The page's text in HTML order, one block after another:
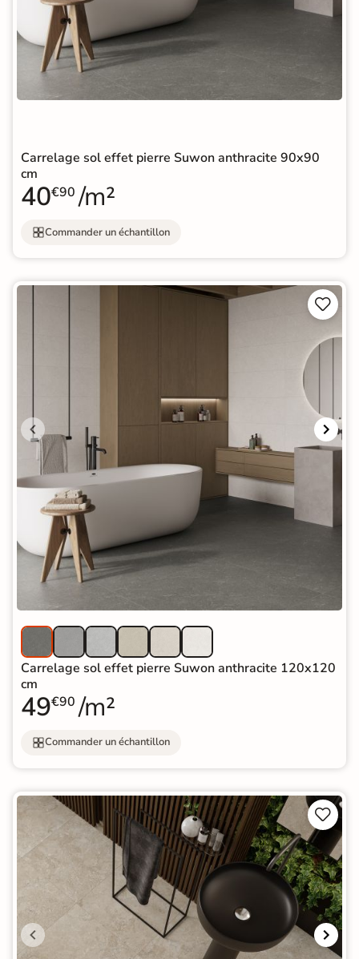
Carrelage sol effet pierre Suwon anthracite 90x90
cm
40€90 /m²
Commander un échantillon


Carrelage sol effet pierre Suwon anthracite 120x120
cm
49€90 /m²
Commander un échantillon

